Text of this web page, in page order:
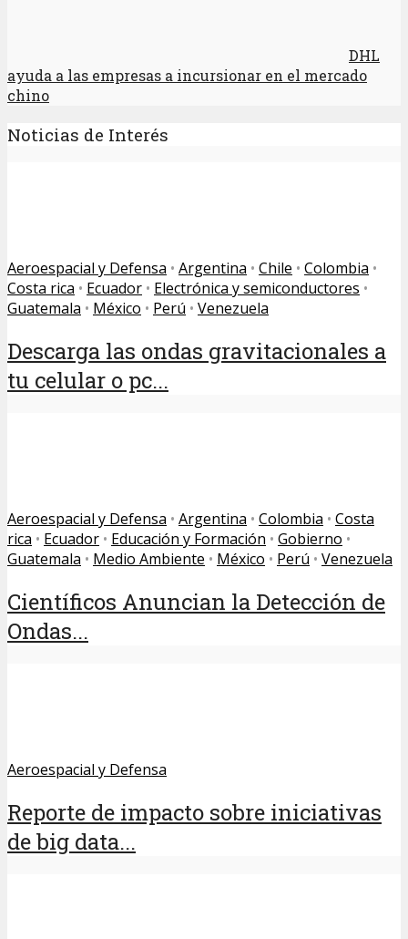
DHL
ayuda a las empresas a incursionar en el mercado
chino
Noticias de Interés
Aeroespacial y Defensa • Argentina • Chile • Colombia •
Costa rica • Ecuador • Electrónica y semiconductores •
Guatemala • México • Perú • Venezuela
Descarga las ondas gravitacionales a
tu celular o pc...
Aeroespacial y Defensa • Argentina • Colombia • Costa
rica • Ecuador • Educación y Formación • Gobierno •
Guatemala • Medio Ambiente • México • Perú • Venezuela
Científicos Anuncian la Detección de
Ondas...
Aeroespacial y Defensa
Reporte de impacto sobre iniciativas
de big data...